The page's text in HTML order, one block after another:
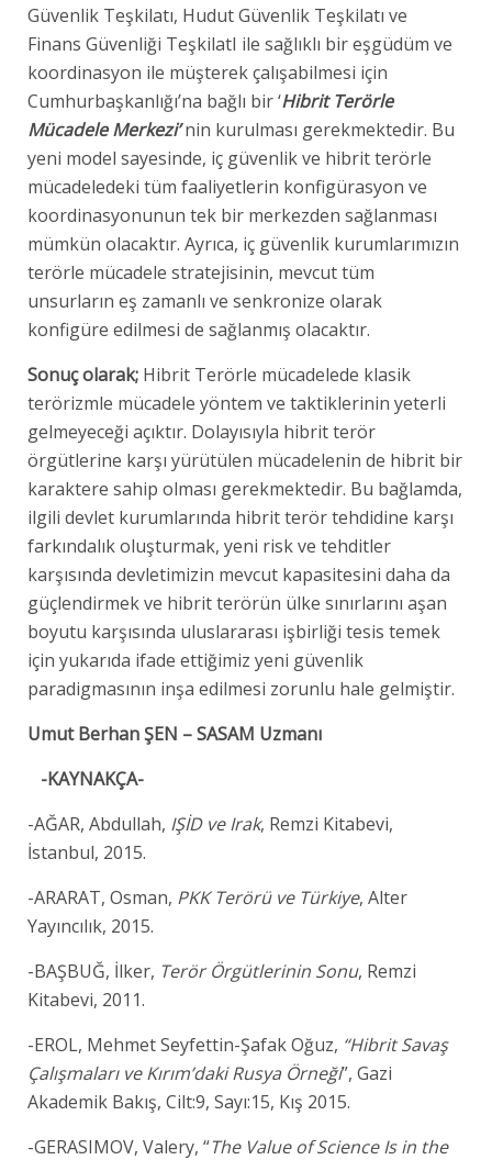
Güvenlik Teşkilatı, Hudut Güvenlik Teşkilatı ve
Finans Güvenliği TeşkilatI ile sağlıklı bir eşgüdüm ve
koordinasyon ile müşterek çalışabilmesi için
Cumhurbaşkanlığı’na bağlı bir ‘Hibrit Terörle
Mücadele Merkezi’nin kurulması gerekmektedir. Bu
yeni model sayesinde, iç güvenlik ve hibrit terörle
mücadeledeki tüm faaliyetlerin konfigürasyon ve
koordinasyonunun tek bir merkezden sağlanması
mümkün olacaktır. Ayrıca, iç güvenlik kurumlarımızın
terörle mücadele stratejisinin, mevcut tüm
unsurların eş zamanlı ve senkronize olarak
konfigüre edilmesi de sağlanmış olacaktır.
Sonuç olarak; Hibrit Terörle mücadelede klasik
terörizmle mücadele yöntem ve taktiklerinin yeterli
gelmeyeceği açıktır. Dolayısıyla hibrit terör
örgütlerine karşı yürütülen mücadelenin de hibrit bir
karaktere sahip olması gerekmektedir. Bu bağlamda,
ilgili devlet kurumlarında hibrit terör tehdidine karşı
farkındalık oluşturmak, yeni risk ve tehditler
karşısında devletimizin mevcut kapasitesini daha da
güçlendirmek ve hibrit terörün ülke sınırlarını aşan
boyutu karşısında uluslararası işbirliği tesis temek
için yukarıda ifade ettiğimiz yeni güvenlik
paradigmasının inşa edilmesi zorunlu hale gelmiştir.
Umut Berhan ŞEN – SASAM Uzmanı
-KAYNAKÇA-
-AĞAR, Abdullah, IŞİD ve Irak, Remzi Kitabevi,
İstanbul, 2015.
-ARARAT, Osman, PKK Terörü ve Türkiye, Alter
Yayıncılık, 2015.
-BAŞBUĞ, İlker, Terör Örgütlerinin Sonu, Remzi
Kitabevi, 2011.
-EROL, Mehmet Seyfettin-Şafak Oğuz, “Hibrit Savaş
Çalışmaları ve Kırım’daki Rusya Örneği”, Gazi
Akademik Bakış, Cilt:9, Sayı:15, Kış 2015.
-GERASIMOV, Valery, “The Value of Science Is in the